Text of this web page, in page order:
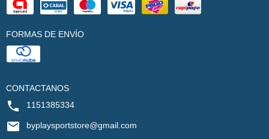
FORMAS DE ENVÍO
CONTACTANOS
1151385334
byplaysportstore@gmail.com